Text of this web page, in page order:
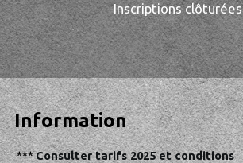
Inscriptions clôturées
Information
***Consulter tarifs 2025 et conditions